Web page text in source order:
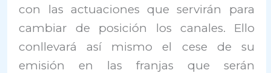
con las actuaciones que servirán para
cambiar de posición los canales. Ello
conllevará así mismo el cese de su
emisión en las franjas que serán